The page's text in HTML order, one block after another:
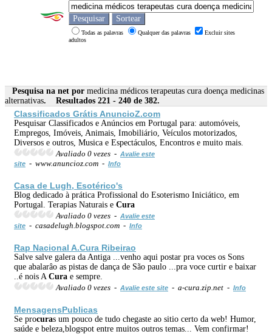
Todas as palavras Qualquer das palavras
Excluir sites
adultos
Pesquisa na net por medicina médicos terapeutas cura doença medicinas
alternativas. Resultados 221 - 240 de 382.
Classificados Grátis AnuncioZ.com
Pesquisar Classificados e Anúncios em Portugal para: automóveis,
Empregos, Imóveis, Animais, Imobiliário, Veículos motorizados,
Diversos e outros, Musica e Espectáculos, Encontros e muito mais.
Avaliado 0 vezes - Avalie este
site - www.anuncioz.com - Info
Casa de Lugh, Esotérico's
Blog dedicado à prática Profissional do Esoterismo Iniciático, em
Portugal. Terapias Naturais e Cura
Avaliado 0 vezes - Avalie este
site - casadelugh.blogspot.com - Info
Rap Nacional A.Cura Ribeirao
Salve salve galera da Antiga ...venho aqui postar pra voces os Sons
que abalarâo as pistas de dança de São paulo ...pra voce curtir e baixar
..é nois A Cura e sempre.
Avaliado 0 vezes - Avalie este site - a-cura.zip.net - Info
MensagensPublicas
Se procuras um pouco de tudo chegaste ao sitio certo da web! Humor,
saúde e beleza,blogspot entre muitos outros temas... Vem confirmar!